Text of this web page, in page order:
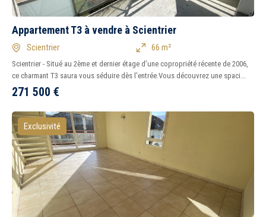
Appartement T3 à vendre à Scientrier
Scientrier 66 m²
Scientrier - Situé au 2ème et dernier étage d’une copropriété récente de 2006,
ce charmant T3 saura vous séduire dès l’entrée.Vous découvrez une spaci...
271 500 €
Exclusivité